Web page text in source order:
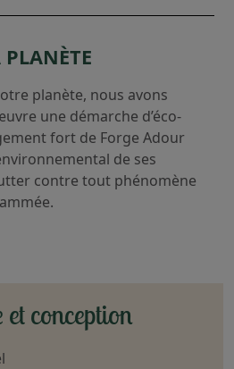
PLANÈTE
planète, nous avons
une démarche d’éco-
fort de Forge Adour
de ses
contre tout phénomène
et conception